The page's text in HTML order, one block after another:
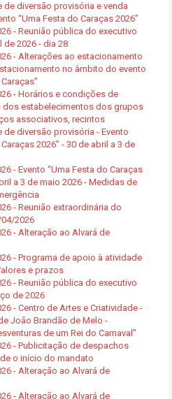
de diversão provisória e venda
“Uma Festa do Caraças 2026”
- Reunião pública do executivo
2026 - dia 28
- Alterações ao estacionamento
no âmbito do evento
- Horários e condições de
dos estabelecimentos dos grupos
associativos, recintos
diversão provisória - Evento
2026” - 30 de abril a 3 de
- Evento “Uma Festa do Caraças
a 3 de maio 2026 - Medidas de
- Reunião extraordinária do
2026
- Alteração ao Alvará de
- Programa de apoio à atividade
e prazos
- Reunião pública do executivo
de 2026
- Centro de Artes e Criatividade -
João Brandão de Melo -
de um Rei do Carnaval"
- Publicitação de despachos
o início do mandato
- Alteração ao Alvará de
- Alteração ao Alvará de